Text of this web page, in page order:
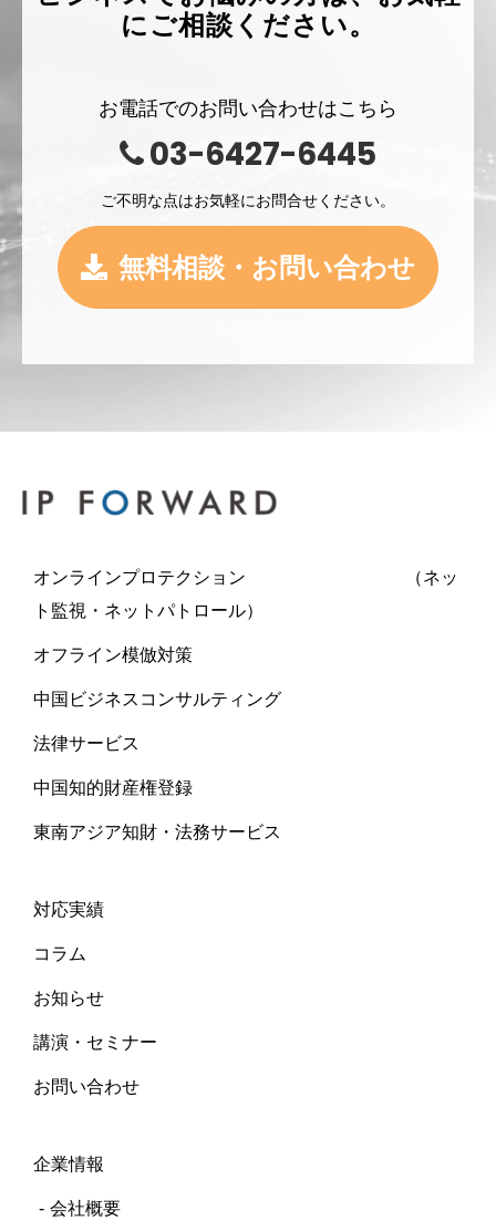
にご相談ください。
お電話でのお問い合わせはこちら
03-6427-6445
ご不明な点はお気軽にお問合せください。
無料相談・お問い合わせ
オンラインプロテクション （ネッ
ト監視・ネットパトロール）
オフライン模倣対策
中国ビジネスコンサルティング
法律サービス
中国知的財産権登録
東南アジア知財・法務サービス
対応実績
コラム
お知らせ
講演・セミナー
お問い合わせ
企業情報
会社概要